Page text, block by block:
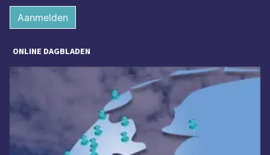
Aanmelden
ONLINE DAGBLADEN